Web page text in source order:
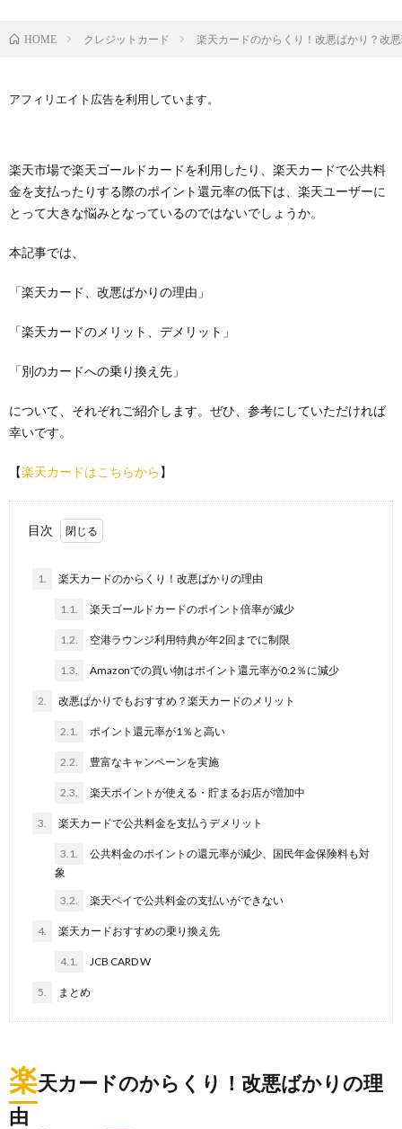
HOME クレジットカード 楽天カードのからくり！改悪ばかり？改
アフィリエイト広告を利用しています。
楽天市場で楽天ゴールドカードを利用したり、楽天カードで公共料
金を支払ったりする際のポイント還元率の低下は、楽天ユーザーに
とって大きな悩みとなっているのではないでしょうか。
本記事では、
「楽天カード、改悪ばかりの理由」
「楽天カードのメリット、デメリット」
「別のカードへの乗り換え先」
について、それぞれご紹介します。ぜひ、参考にしていただければ
幸いです。
【楽天カードはこちらから 】
目次
1. 楽天カードのからくり！改悪ばかりの理由
1.1. 楽天ゴールドカードのポイント倍率が減少
1.2. 空港ラウンジ利用特典が年2回までに制限
1.3. Amazonでの買い物はポイント還元率が0.2％に減少
2. 改悪ばかりでもおすすめ？楽天カードのメリット
2.1. ポイント還元率が1％と高い
2.2. 豊富なキャンペーンを実施
2.3. 楽天ポイントが使える・貯まるお店が増加中
3. 楽天カードで公共料金を支払うデメリット
3.1.
公共料金のポイントの還元率が減少、国民年金保険料も対
象
3.2. 楽天ペイで公共料金の支払いができない
4. 楽天カードおすすめの乗り換え先
4.1. JCB CARD W
5. まとめ
楽天カードのからくり！改悪ばかりの理
由